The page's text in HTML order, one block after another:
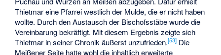
Thietmar eine Pfarrei westlich der Mulde, die er nicht haben
wollte. Durch den Austausch der Bischofsstäbe wurde die
Vereinbarung bekräftigt. Mit diesem Ergebnis zeigte sich
Thietmar in seiner Chronik äußerst unzufrieden.[53] Die
Meißener Seite hatte wohl die inhaltlich erweiterte